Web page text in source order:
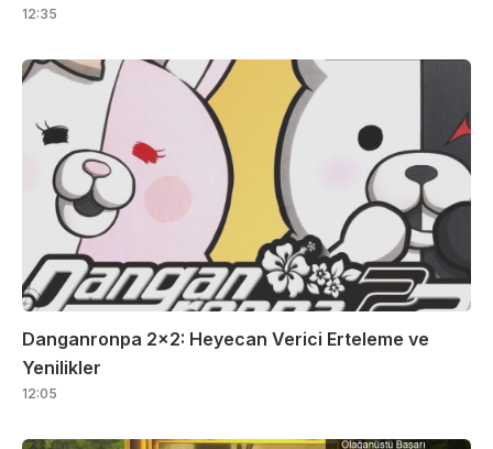
12:35
Danganronpa 2×2: Heyecan Verici Erteleme ve
Yenilikler
12:05